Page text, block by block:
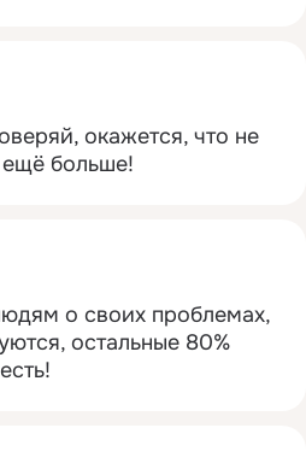
окажется, что не
больше!
о своих проблемах,
остальные 80%